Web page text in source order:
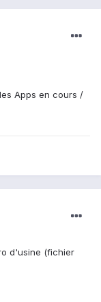
Apps en cours /
d'usine (fichier